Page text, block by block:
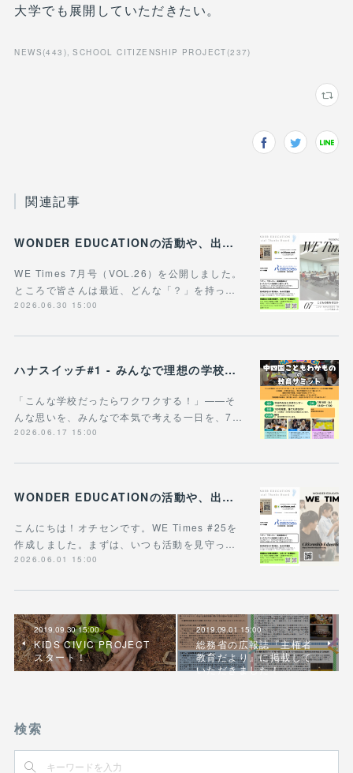
大学でも展開していただきたい。
NEWS (443 ) SCHOOL CITIZENSHIP PROJECT (237)
関連記事
WONDER EDUCATIONの活動や、出張講座・講演のご案内をまとめた 『WE Times #26』を公開しました！
WE Times 7月号（VOL.26）を公開しました。
ところで皆さんは最近、どんな「？」を持っ…
2026.06.30 15:00
ハナスイッチ#1 - みんなで理想の学校や学びの未来を考える新企画、スタート！
「こんな学校だったらワクワクする！」——そ
んな思いを、みんなで本気で考える一日を、7…
2026.06.17 15:00
WONDER EDUCATIONの活動や、出張講座・講演のご案内をまとめた 『WE Times #25』を公開しました！
こんにちは！オチセンです。WE Times #25を
作成しました。まずは、いつも活動を見守っ…
2026.06.01 15:00
2019.09.30 15:00
KIDS CIVIC PROJECT
スタート！
2019.09.01 15:00
総務省の広報誌『主権者
教育だより』に掲載して
いただきました！
検索